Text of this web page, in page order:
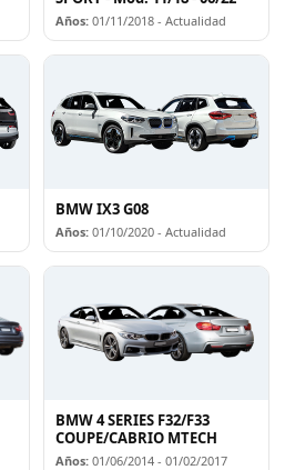
Años: 01/11/2018 - Actualidad
BMW IX3 G08
Años: 01/10/2020 - Actualidad
BMW 4 SERIES F32/F33
COUPE/CABRIO MTECH
Años: 01/06/2014 - 01/02/2017